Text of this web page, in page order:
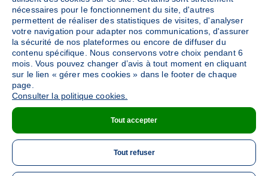
DÉTAILS DE LA COLLECTE
DIJON (1014 Avenue du XXIe Siècle - 21000)
Le mercredi 14 octobre de 12h à 18h
DÉTAILS DE LA COLLECTE
nécessaires pour le fonctionnement du site, d'autres
permettent de réaliser des statistiques de visites, d'analyser
votre navigation pour adapter nos communications, d'assurer
la sécurité de nos plateformes ou encore de diffuser du
contenu spécifique. Nous conservons votre choix pendant 6
mois. Vous pouvez changer d’avis à tout moment en cliquant
sur le lien « gérer mes cookies » dans le footer de chaque
page.
Consulter la politique cookies.
Tout accepter
Tout refuser